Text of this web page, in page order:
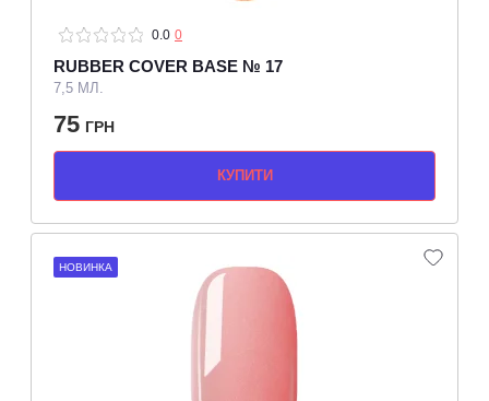
0.0 0
RUBBER COVER BASE № 17
7,5 МЛ.
75 ГРН
КУПИТИ
НОВИНКА